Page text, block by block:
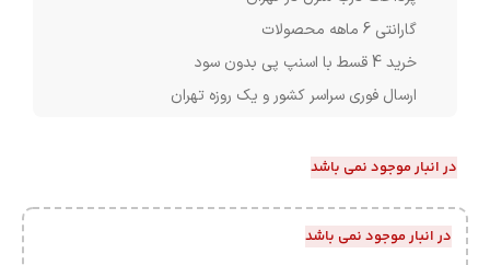
گارانتی 6 ماهه محصولات
خرید 4 قسط با اسنپ پی بدون سود
ارسال فوری سراسر کشور و یک روزه تهران
در انبار موجود نمی باشد
در انبار موجود نمی باشد